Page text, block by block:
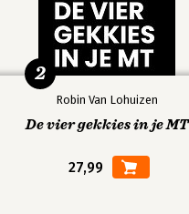
Robin Van Lohuizen
De vier gekkies in je MT
27,99
2